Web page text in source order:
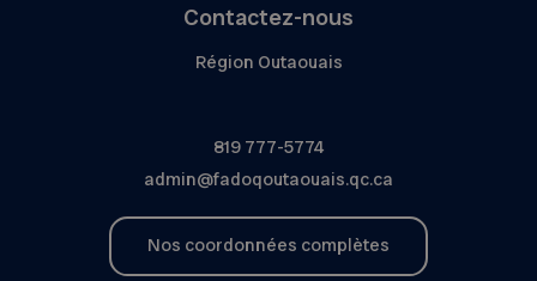
Contactez-nous
Région Outaouais
819 777-5774
admin@fadoqoutaouais.qc.ca
Nos coordonnées complètes